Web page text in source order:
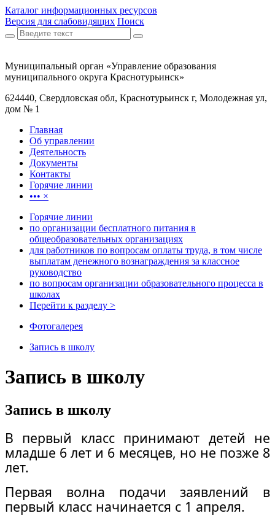
Каталог информационных ресурсов
Версия для слабовидящих Поиск
Муниципальный орган «Управление образования
муниципального округа Краснотурьинск»
624440, Свердловская обл, Краснотурьинск г, Молодежная ул,
дом № 1
Главная
Об управлении
Деятельность
Документы
Контакты
Горячие линии
••• ×
Горячие линии
по организации бесплатного питания в
общеобразовательных организациях
для работников по вопросам оплаты труда, в том числе
выплатам денежного вознаграждения за классное
руководство
по вопросам организации образовательного процесса в
школах
Перейти к разделу >
Фотогалерея
Запись в школу
Запись в школу
Запись в школу
В первый класс принимают детей не
младше 6 лет и 6 месяцев, но не позже 8
лет.
Первая волна подачи заявлений в
первый класс начинается с 1 апреля.